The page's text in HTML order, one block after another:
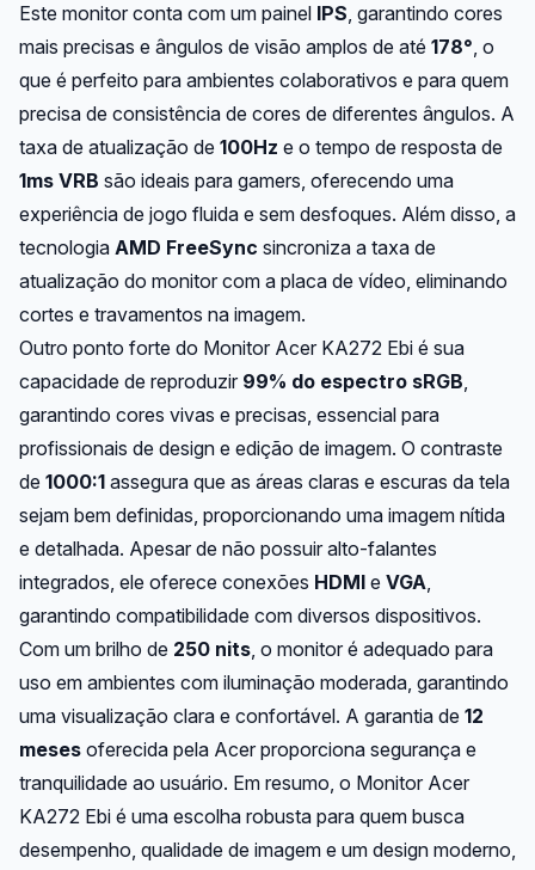
Este monitor conta com um painel IPS, garantindo cores
mais precisas e ângulos de visão amplos de até 178°, o
que é perfeito para ambientes colaborativos e para quem
precisa de consistência de cores de diferentes ângulos. A
taxa de atualização de 100Hz e o tempo de resposta de
1ms VRB são ideais para gamers, oferecendo uma
experiência de jogo fluida e sem desfoques. Além disso, a
tecnologia AMD FreeSync sincroniza a taxa de
atualização do monitor com a placa de vídeo, eliminando
cortes e travamentos na imagem.
Outro ponto forte do Monitor Acer KA272 Ebi é sua
capacidade de reproduzir 99% do espectro sRGB,
garantindo cores vivas e precisas, essencial para
profissionais de design e edição de imagem. O contraste
de 1000:1 assegura que as áreas claras e escuras da tela
sejam bem definidas, proporcionando uma imagem nítida
e detalhada. Apesar de não possuir alto-falantes
integrados, ele oferece conexões HDMI e VGA,
garantindo compatibilidade com diversos dispositivos.
Com um brilho de 250 nits, o monitor é adequado para
uso em ambientes com iluminação moderada, garantindo
uma visualização clara e confortável. A garantia de 12
meses oferecida pela Acer proporciona segurança e
tranquilidade ao usuário. Em resumo, o Monitor Acer
KA272 Ebi é uma escolha robusta para quem busca
desempenho, qualidade de imagem e um design moderno,